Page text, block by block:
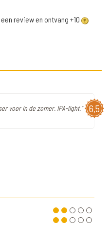
review en ontvang +10
6,5
voor in de zomer. IPA-light."